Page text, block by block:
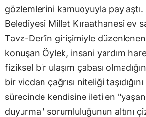
gözlemlerini kamuoyuyla paylaştı.
Belediyesi Millet Kıraathanesi ev
Tavz-Der’in girişimiyle
konuşan Öylek, insani yardım
fiziksel bir ulaşım çabası
bir vicdan çağrısı niteliği
sürecinde kendisine iletilen
duyurma" sorumluluğunun altını